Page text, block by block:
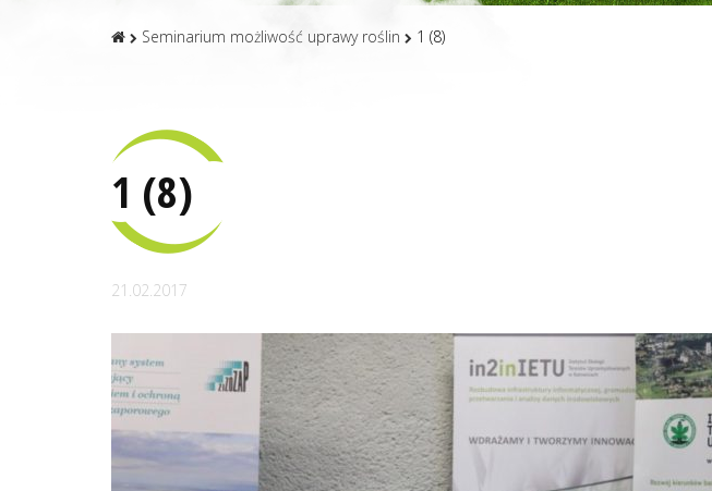
Seminarium możliwość uprawy roślin 1 (8)
1 (8)
21.02.2017